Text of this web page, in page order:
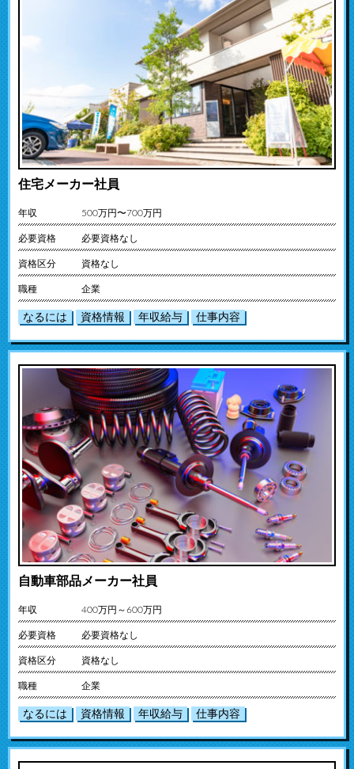
住宅メーカー社員
年収 500万円〜700万円
必要資格 必要資格なし
資格区分 資格なし
職種 企業
なるには 資格情報 年収給与 仕事内容
自動車部品メーカー社員
年収 400万円～600万円
必要資格 必要資格なし
資格区分 資格なし
職種 企業
なるには 資格情報 年収給与 仕事内容